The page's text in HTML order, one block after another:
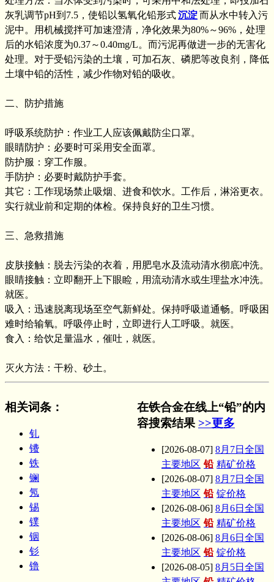
灰乳调节pH到7.5，使铅以氢氧化铅形式沉淀而从水中转入污
泥中。用机械搅拌可加速澄清，净化效果为80%～96%，处理
后的水铅浓度为0.37～0.40mg/L。而污泥再做进一步的无害化
处理。对于受铅污染的土壤，可加石灰、磷肥等改良剂，降低
土壤中铅的活性，减少作物对铅的吸收。
二、防护措施
呼吸系统防护：作业工人应该佩戴防尘口罩。
眼睛防护：必要时可采用安全面罩。
防护服：穿工作服。
手防护：必要时戴防护手套。
其它：工作现场禁止吸烟、进食和饮水。工作后，淋浴更衣。
实行就业前和定期的体检。保持良好的卫生习惯。
三、急救措施
皮肤接触：脱去污染的衣着，用肥皂水及流动清水彻底冲洗。
眼睛接触：立即翻开上下眼睑，用流动清水或生理盐水冲洗。
就医。
吸入：迅速脱离现场至空气新鲜处。保持呼吸道通畅。呼吸困
难时给输氧。呼吸停止时，立即进行人工呼吸。就医。
食入：给饮足量温水，催吐，就医。
灭火方法：干粉、砂土。
相关词条 ：
钆
镄
铁
镧
氖
锡
镤
铟
钐
镥
在铁合金在线上“铅”的内
容搜索结果 >>更多
[2026-08-07] 8月7日全国
主要地区 铅 精矿价格
[2026-08-07] 8月7日全国
主要地区 铅 锭价格
[2026-08-06] 8月6日全国
主要地区 铅 精矿价格
[2026-08-06] 8月6日全国
主要地区 铅 锭价格
[2026-08-05] 8月5日全国